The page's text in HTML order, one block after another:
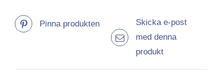
Pinna produkten
Skicka e-post
med denna
produkt